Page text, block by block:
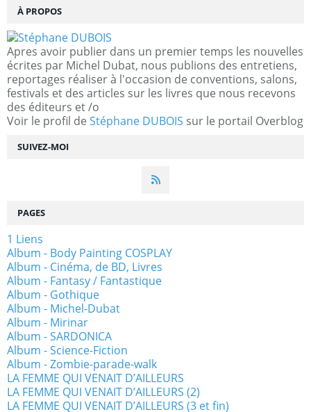
SUIVEZ-MOI
À PROPOS
Apres avoir publier dans un premier temps les nouvelles
écrites par Michel Dubat, nous publions des entretiens,
reportages réaliser à l'occasion de conventions, salons,
festivals et des articles sur les livres que nous recevons
des éditeurs et /o
Voir le profil de Stéphane DUBOIS sur le portail Overblog
PAGES
1 Liens
Album - Body Painting COSPLAY
Album - Cinéma, de BD, Livres
Album - Fantasy / Fantastique
Album - Gothique
Album - Michel-Dubat
Album - Mirinar
Album - SARDONICA
Album - Science-Fiction
Album - Zombie-parade-walk
LA FEMME QUI VENAIT D’AILLEURS
LA FEMME QUI VENAIT D’AILLEURS (2)
LA FEMME QUI VENAIT D’AILLEURS (3 et fin)